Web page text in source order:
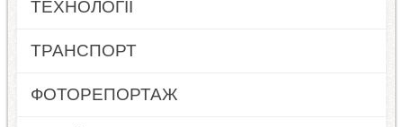
ТЕХНОЛОГІЇ
ТРАНСПОРТ
ФОТОРЕПОРТАЖ